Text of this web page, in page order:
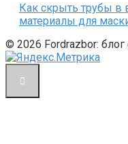
Как скрыть трубы в
материалы для
© 2026 Fordrazbor: